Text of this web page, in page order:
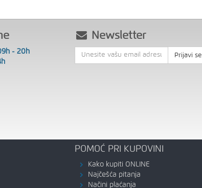
- 20h
Newsletter
Prijavi se
POMOĆ PRI KUPOVINI
Kako kupiti ONLINE
Najčešća pitanja
Načini plaćanja